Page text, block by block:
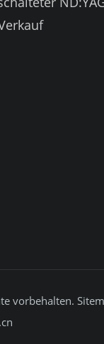
vorbehalten.